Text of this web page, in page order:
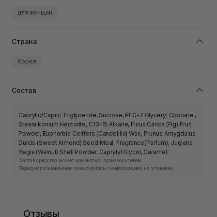
для женщин
Страна
Корея
Состав
Caprylic/Capric Triglyceride, Sucrose, PEG-7 Glyceryl Cocoate ,
Stearalkonium Hectorite, C13-15 Alkane, Ficus Carica (Fig) Fruit
Powder, Euphorbia Cerifera (Candelilla) Wax, Prunus Amygdalus
Dulcis (Sweet Almond) Seed Meal, Fragrance(Parfum), Juglans
Regia (Walnut) Shell Powder, Caprylyl Glycol, Caramel.
Состав средства может изменяться производителем.
Перед использованием ознакомьтесь с информацией на упаковке.
Отзывы